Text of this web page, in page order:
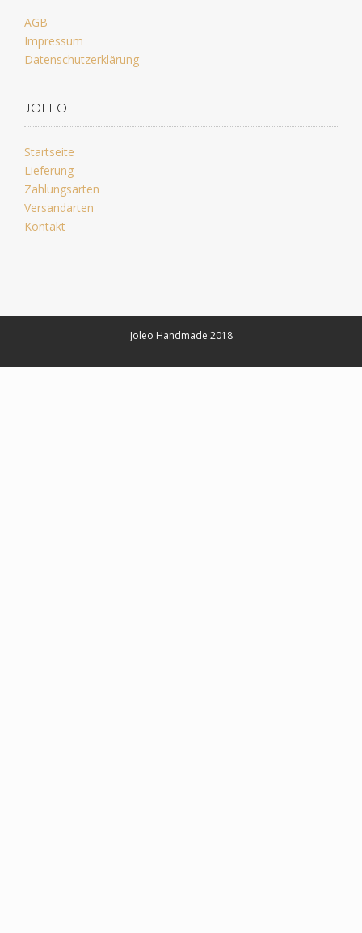
AGB
Impressum
Datenschutzerklärung
JOLEO
Startseite
Lieferung
Zahlungsarten
Versandarten
Kontakt
Joleo Handmade 2018